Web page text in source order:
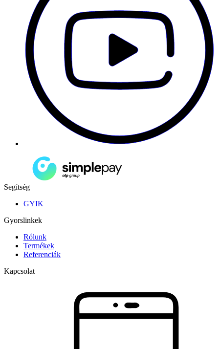
Segítség
GYIK
Gyorslinkek
Rólunk
Termékek
Referenciák
Kapcsolat